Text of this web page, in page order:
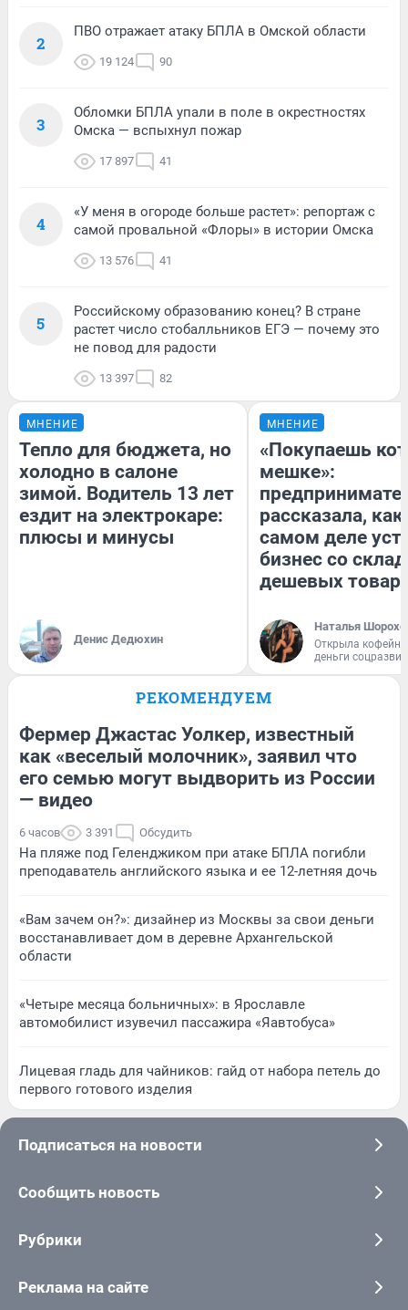
2
ПВО отражает атаку БПЛА в Омской области
19 124 90
3
Обломки БПЛА упали в поле в окрестностях
Омска — вспыхнул пожар
17 897 41
4
«У меня в огороде больше растет»: репортаж с
самой провальной «Флоры» в истории Омска
13 576 41
5
Российскому образованию конец? В стране
растет число стобалльников ЕГЭ — почему это
не повод для радости
13 397 82
МНЕНИЕ
Тепло для бюджета, но
холодно в салоне
зимой. Водитель 13 лет
ездит на электрокаре:
плюсы и минусы
Денис Дедюхин
МНЕНИЕ
«Покупаешь
мешке»:
рассказала, как
самом деле
бизнес со
дешевых
Наталья
Открыла
деньги
РЕКОМЕНДУЕМ
Фермер Джастас Уолкер, известный
как «веселый молочник», заявил что
его семью могут выдворить из России
— видео
6 часов 3 391 Обсудить
На пляже под Геленджиком при атаке БПЛА погибли
преподаватель английского языка и ее 12-летняя дочь
«Вам зачем он?»: дизайнер из Москвы за свои деньги
восстанавливает дом в деревне Архангельской
области
«Четыре месяца больничных»: в Ярославле
автомобилист изувечил пассажира «Яавтобуса»
Лицевая гладь для чайников: гайд от набора петель до
первого готового изделия
Подписаться на новости
Сообщить новость
Рубрики
Реклама на сайте